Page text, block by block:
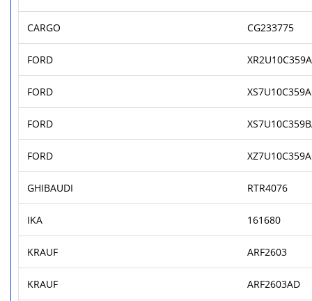
CARGO CG233775
FORD
FORD
FORD
FORD
GHIBAUDI RTR4076
IKA 161680
KRAUF ARF2603
KRAUF ARF2603AD